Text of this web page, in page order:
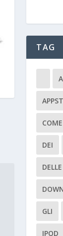
TAG
COME
DEI
DELLE
GLI
IPOD